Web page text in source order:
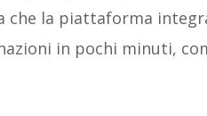
che la piattaforma
in pochi minuti,